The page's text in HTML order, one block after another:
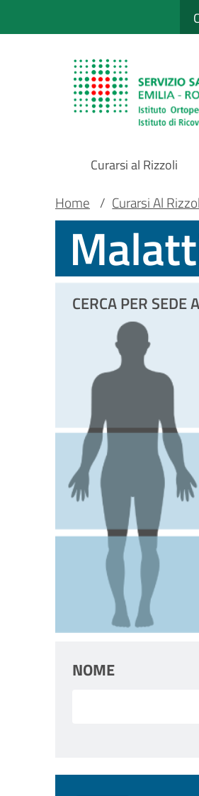
al
Sito Web
Main
Curarsi al Rizzoli
Main container
Briciole
pane
Home / Curarsi Al
CERCA PER SEDE
NOME